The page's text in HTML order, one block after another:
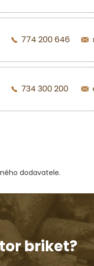
774 200 646
734 300 200
dodavatele.
briket?